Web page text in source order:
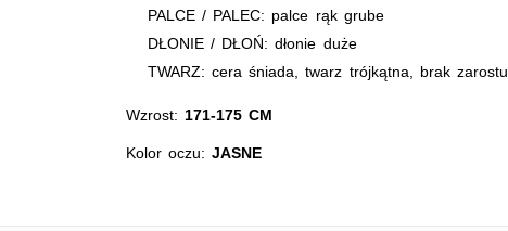
PALCE / PALEC: palce rąk grube
DŁONIE / DŁOŃ: dłonie duże
TWARZ: cera śniada, twarz trójkątna, brak zarostu
Wzrost: 171-175 CM
Kolor oczu:JASNE